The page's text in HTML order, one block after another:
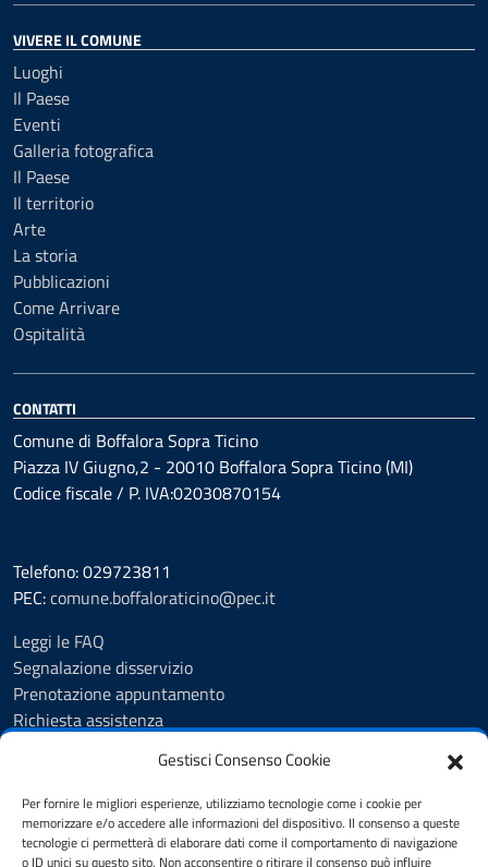
Gestisci Consenso Cookie
Per fornire le migliori esperienze, utilizziamo tecnologie come i cookie per
memorizzare e/o accedere alle informazioni del dispositivo. Il consenso a queste
tecnologie ci permetterà di elaborare dati come il comportamento di navigazione
o ID unici su questo sito. Non acconsentire o ritirare il consenso può influire
VIVERE IL COMUNE
Luoghi
Il Paese
Eventi
Galleria fotografica
Il Paese
Il territorio
Arte
La storia
Pubblicazioni
Come Arrivare
Ospitalità
CONTATTI
Comune di Boffalora Sopra Ticino
Piazza IV Giugno,2 - 20010 Boffalora Sopra Ticino (MI)
Codice fiscale / P. IVA:02030870154
Telefono: 029723811
PEC:comune.boffaloraticino@pec.it
Leggi le FAQ
Segnalazione disservizio
Prenotazione appuntamento
Richiesta assistenza
Amministrazione trasparente
Informativa privacy
Cookie Policy (UE)
Note legali